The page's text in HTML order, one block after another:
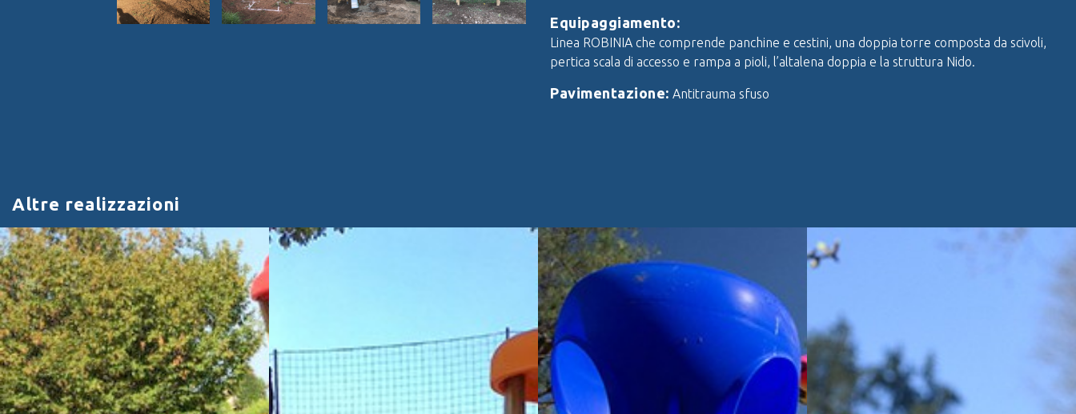
Equipaggiamento:
Linea ROBINIA che comprende panchine e cestini, una doppia torre composta da scivoli,
pertica scala di accesso e rampa a pioli, l’altalena doppia e la struttura Nido.
Pavimentazione: Antitrauma sfuso
Altre realizzazioni